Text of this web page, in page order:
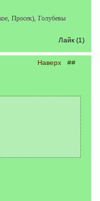
Просек), Голубевы
Лайк (1)
Наверх ##